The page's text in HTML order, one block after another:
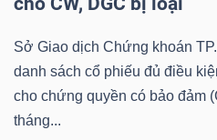
Sở Giao dịch Chứng khoán
danh sách cổ phiếu đủ điều
cho chứng quyền có bảo đảm
tháng...
NGÀNH